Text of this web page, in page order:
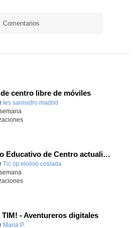
Comentarios
centro libre de móviles
Ies sanisidro madrid
Proyecto Educativo de Centro actualizado 2026
Tic cp elolivo coslada
TIM! - Aventureros digitales
Maria P.